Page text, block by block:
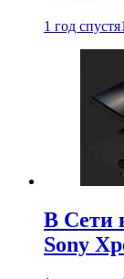
1 год спустя
В Сети
Sony